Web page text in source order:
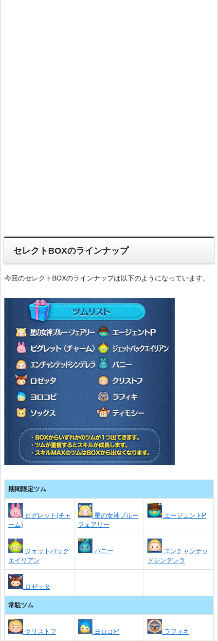
セレクトBOXのラインナップ
今回のセレクトBOXのラインナップは以下のようになっています。
期間限定ツム
ピグレット(チャ
ーム)
星の女神ブルー
フェアリー
エージェントP
ジェットパック
エイリアン
バニー
エンチャンテッ
ドシンデレラ
ロゼッタ
常駐ツム
クリストフ ヨロコビ ラフィキ